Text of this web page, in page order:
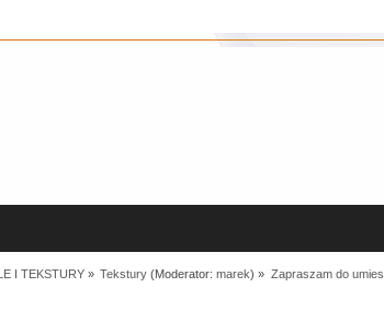
I TEKSTURY » Tekstury (Moderator:marek) » Zapraszam do